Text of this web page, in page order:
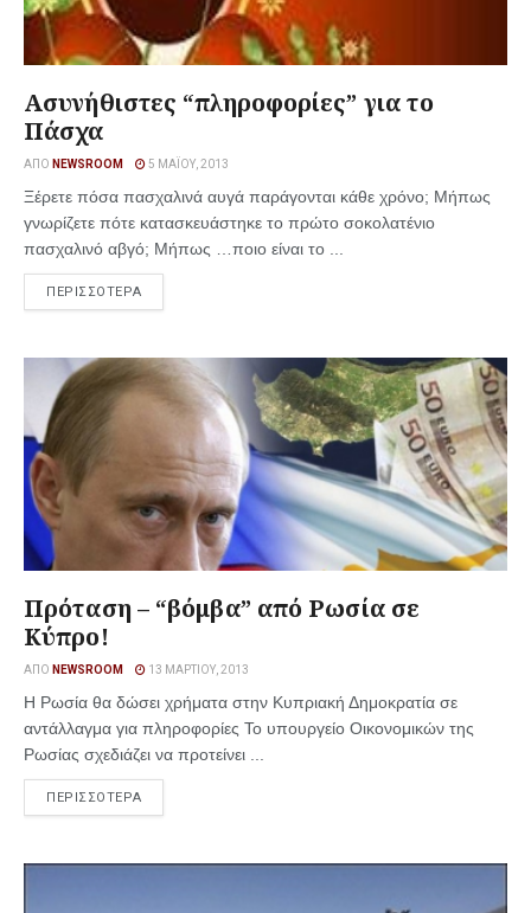
Ασυνήθιστες “πληροφορίες” για το
Πάσχα
ΑΠΌ NEWSROOM 5 ΜΑΪ́ΟΥ, 2013
Ξέρετε πόσα πασχαλινά αυγά παράγονται κάθε χρόνο; Μήπως
γνωρίζετε πότε κατασκευάστηκε το πρώτο σοκολατένιο
πασχαλινό αβγό; Μήπως …ποιο είναι το ...
ΠΕΡΙΣΣΟΤΕΡΑ
Πρόταση – “βόμβα” από Ρωσία σε
Κύπρο!
ΑΠΌ NEWSROOM 13 ΜΑΡΤΊΟΥ, 2013
Η Ρωσία θα δώσει χρήματα στην Κυπριακή Δημοκρατία σε
αντάλλαγμα για πληροφορίες Το υπουργείο Οικονομικών της
Ρωσίας σχεδιάζει να προτείνει ...
ΠΕΡΙΣΣΟΤΕΡΑ